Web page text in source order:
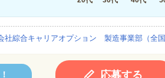
社綜合キャリアオプション 製造事業部（全国
応募する